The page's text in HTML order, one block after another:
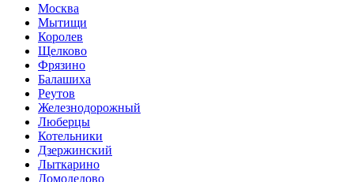
Москва
Мытищи
Королев
Щелково
Фрязино
Балашиха
Реутов
Железнодорожный
Люберцы
Котельники
Дзержинский
Лыткарино
Домодедово